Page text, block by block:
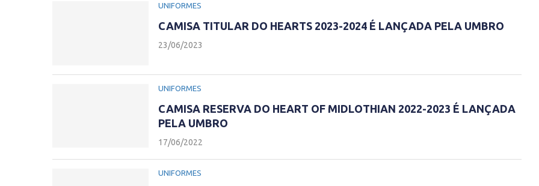
UNIFORMES
CAMISA TITULAR DO HEARTS 2023-2024 É LANÇADA PELA UMBRO
23/06/2023
UNIFORMES
CAMISA RESERVA DO HEART OF MIDLOTHIAN 2022-2023 É LANÇADA
PELA UMBRO
17/06/2022
UNIFORMES